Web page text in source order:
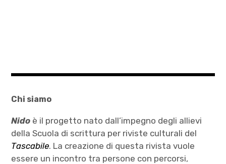
Chi siamo
Nido è il progetto nato dall’impegno degli allievi
della Scuola di scrittura per riviste culturali del
Tascabile. La creazione di questa rivista vuole
essere un incontro tra persone con percorsi,